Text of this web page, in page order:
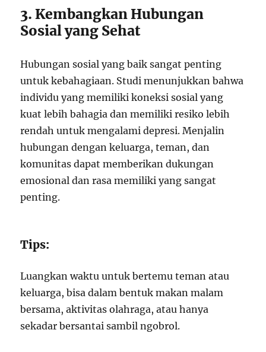
3. Kembangkan Hubungan
Sosial yang Sehat
Hubungan sosial yang baik sangat penting
untuk kebahagiaan. Studi menunjukkan bahwa
individu yang memiliki koneksi sosial yang
kuat lebih bahagia dan memiliki resiko lebih
rendah untuk mengalami depresi. Menjalin
hubungan dengan keluarga, teman, dan
komunitas dapat memberikan dukungan
emosional dan rasa memiliki yang sangat
penting.
Tips:
Luangkan waktu untuk bertemu teman atau
keluarga, bisa dalam bentuk makan malam
bersama, aktivitas olahraga, atau hanya
sekadar bersantai sambil ngobrol.